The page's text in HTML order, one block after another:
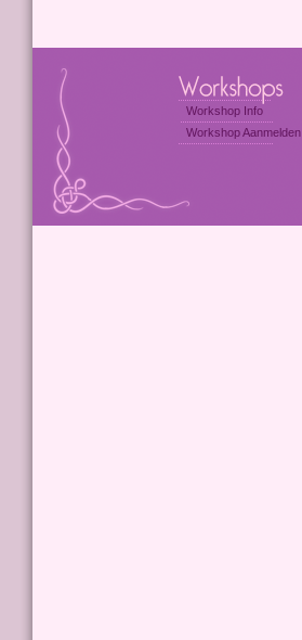
Workshop Info
Workshop Aanmelden